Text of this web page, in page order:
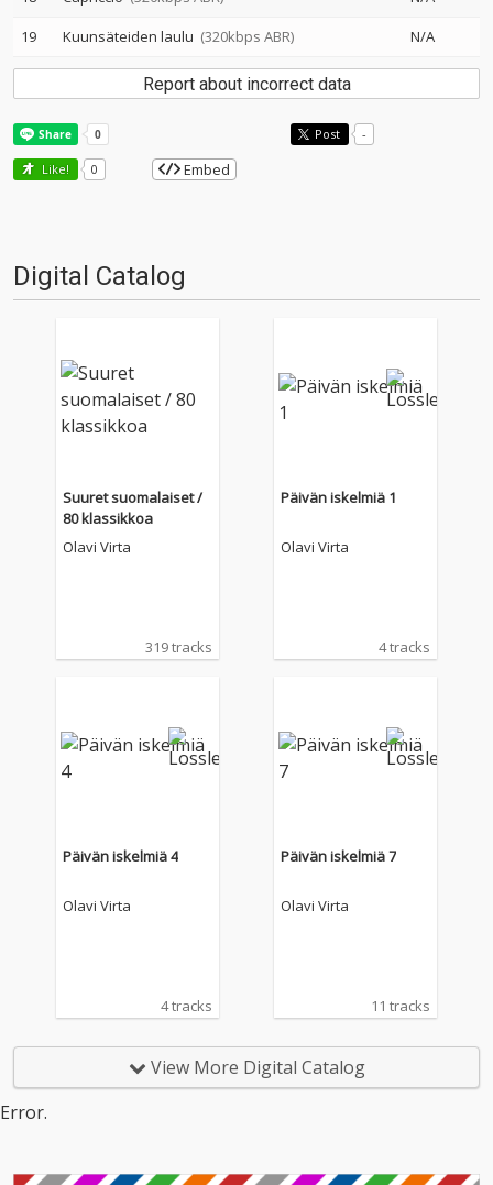
19
Kuunsäteiden laulu (320kbps ABR) N/A
Report about incorrect data
Post -
Like! 0 Embed
Digital Catalog
Suuret suomalaiset /
80 klassikkoa
Olavi Virta
319 tracks
Päivän iskelmiä 1
Olavi Virta
4 tracks
Päivän iskelmiä 4
Olavi Virta
4 tracks
Päivän iskelmiä 7
Olavi Virta
11 tracks
View More Digital Catalog
Error.